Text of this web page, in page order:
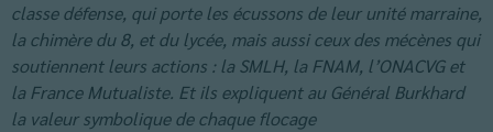
classe défense, qui porte les écussons de leur unité marraine,
la chimère du 8, et du lycée, mais aussi ceux des mécènes qui
soutiennent leurs actions : la SMLH, la FNAM, l’ONACVG et
la France Mutualiste. Et ils expliquent au Général Burkhard
la valeur symbolique de chaque flocage